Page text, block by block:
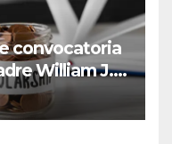
convocatoria
William J.
del